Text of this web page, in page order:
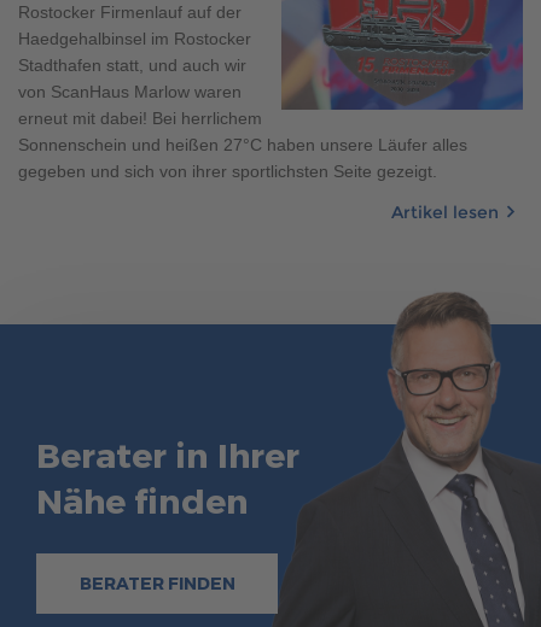
MUSTERHAUS FINDEN
Rostocker Firmenlauf auf der
Haedgehalbinsel im Rostocker
Stadthafen statt, und auch wir
von ScanHaus Marlow waren
erneut mit dabei! Bei herrlichem
Sonnenschein und heißen 27°C haben unsere Läufer alles
gegeben und sich von ihrer sportlichsten Seite gezeigt.
Artikel lesen
Berater in Ihrer
Nähe finden
BERATER FINDEN